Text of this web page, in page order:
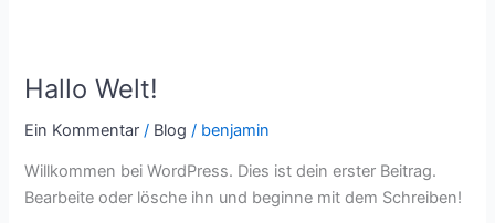
Hallo Welt!
Ein Kommentar / Blog / benjamin
Willkommen bei WordPress. Dies ist dein erster Beitrag.
Bearbeite oder lösche ihn und beginne mit dem Schreiben!
Hallo